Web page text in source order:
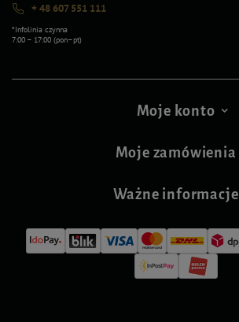
+ 48 607 551 111
*Infolinia czynna
7:00 – 17:00 (pon–pt)
Moje konto
Moje zamówienia
Ważne informacje